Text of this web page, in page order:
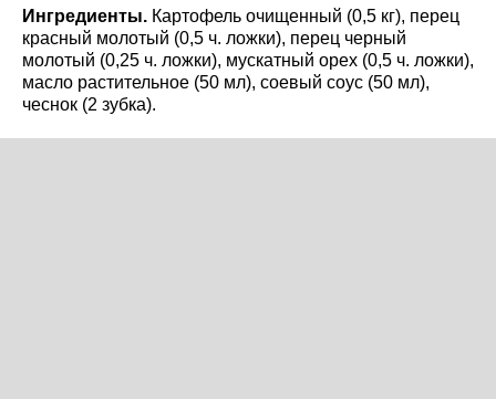
Ингредиенты. Картофель очищенный (0,5 кг), перец
красный молотый (0,5 ч. ложки), перец черный
молотый (0,25 ч. ложки), мускатный орех (0,5 ч. ложки),
масло растительное (50 мл), соевый соус (50 мл),
чеснок (2 зубка).